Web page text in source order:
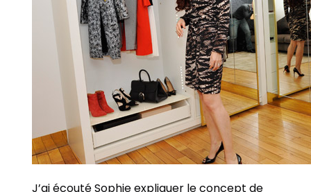
J’ai écouté Sophie expliquer le concept de